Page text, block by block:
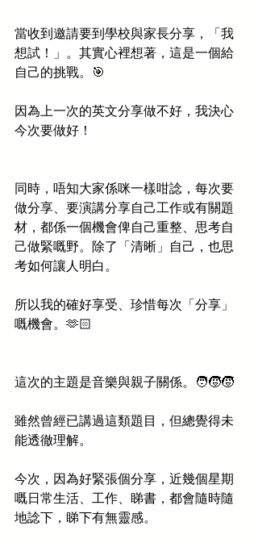
當收到邀請要到學校與家長分享，「我
想試！」。其實心裡想著，這是一個給
自己的挑戰。🎯
因為上一次的英文分享做不好，我決心
今次要做好！
同時，唔知大家係咪一樣咁諗，每次要
做分享、要演講分享自己工作或有關題
材，都係一個機會俾自己重整、思考自
己做緊嘅野。除了「清晰」自己，也思
考如何讓人明白。
所以我的確好享受、珍惜每次「分享」
嘅機會。🫶🏻
這次的主題是音樂與親子關係。🧑‍🧒‍🧒
雖然曾經已講過這類題目，但總覺得未
能透徹理解。
今次，因為好緊張個分享，近幾個星期
嘅日常生活、工作、睇書，都會隨時隨
地諗下，睇下有無靈感。